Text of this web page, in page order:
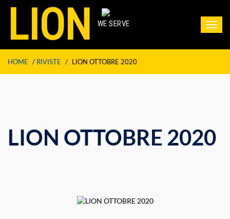
LION WE SERVE
HOME / RIVISTE / LION OTTOBRE 2020
LION OTTOBRE 2020